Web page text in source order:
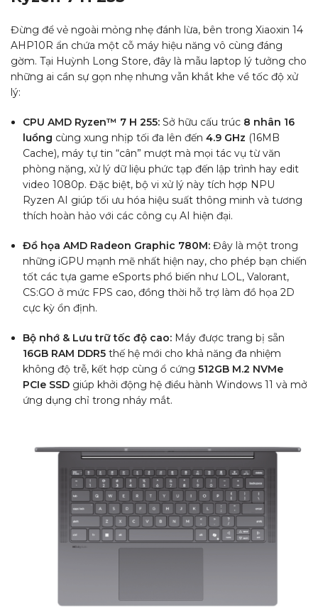
Đừng để vẻ ngoài mỏng nhẹ đánh lừa, bên trong Xiaoxin 14
AHP10R ẩn chứa một cỗ máy hiệu năng vô cùng đáng
gờm. Tại Huỳnh Long Store, đây là mẫu laptop lý tưởng cho
những ai cần sự gọn nhẹ nhưng vẫn khắt khe về tốc độ xử
lý:
CPU AMD Ryzen™ 7 H 255: Sở hữu cấu trúc 8 nhân 16
luồng cùng xung nhịp tối đa lên đến 4.9 GHz (16MB
Cache), máy tự tin “cân” mượt mà mọi tác vụ từ văn
phòng nặng, xử lý dữ liệu phức tạp đến lập trình hay edit
video 1080p. Đặc biệt, bộ vi xử lý này tích hợp NPU
Ryzen AI giúp tối ưu hóa hiệu suất thông minh và tương
thích hoàn hảo với các công cụ AI hiện đại.
Đồ họa AMD Radeon Graphic 780M: Đây là một trong
những iGPU mạnh mẽ nhất hiện nay, cho phép bạn chiến
tốt các tựa game eSports phổ biến như LOL, Valorant,
CS:GO ở mức FPS cao, đồng thời hỗ trợ làm đồ họa 2D
cực kỳ ổn định.
Bộ nhớ & Lưu trữ tốc độ cao: Máy được trang bị sẵn
16GB RAM DDR5 thế hệ mới cho khả năng đa nhiệm
không độ trễ, kết hợp cùng ổ cứng 512GB M.2 NVMe
PCIe SSD giúp khởi động hệ điều hành Windows 11 và mở
ứng dụng chỉ trong nháy mắt.